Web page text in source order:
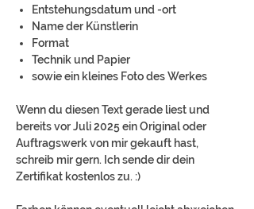
Entstehungsdatum und -ort
Name der Künstlerin
Format
Technik und Papier
sowie ein kleines Foto des Werkes
Wenn du diesen Text gerade liest und
bereits vor Juli 2025 ein Original oder
Auftragswerk von mir gekauft hast,
schreib mir gern. Ich sende dir dein
Zertifikat kostenlos zu. :)